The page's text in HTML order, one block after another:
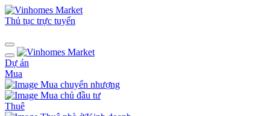
Thủ tục trực tuyến
Dự án
Mua
Mua chuyển nhượng
Mua chủ đầu tư
Thuê